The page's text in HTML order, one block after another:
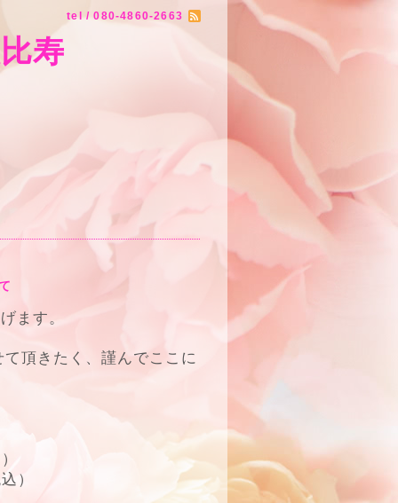
tel / 080-4860-2663
寿
ます。
頂きたく、謹んでここに
）